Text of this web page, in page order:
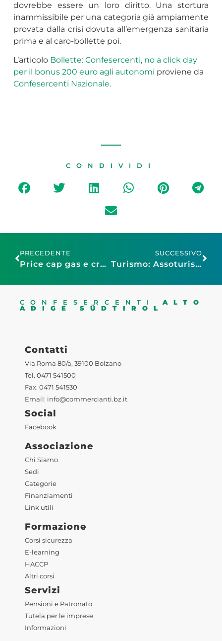
dovrebbe essere un loro diritto. Una stortura
inammissibile per una categoria già ampiamente
provata dalla crisi dovuta all’emergenza sanitaria
prima e al caro-bollette poi.
L’articolo Bollette: Confesercenti, no a click day
per il bonus 200 euro agli autonomi proviene da
Confesercenti Nazionale.
CONDIVIDI
PRECEDENTE
Price cap gas e credito d’emergenza: i Ministri Ue ne discuteranno nel Consiglio di venerdì 9 settembre
SUCCESSIVO
Turismo: Assoturismo-CST, estate di ripartenza, 198,8 milioni di pernottamenti, +15,5% su 2021
CONFESERCENTI ALTO
ADIGE SÜDTIROL
Contatti
Via Roma 80/a, 39100 Bolzano
Tel. 0471 541500
Fax. 0471 541530
Email: info@commercianti.bz.it
Social
Facebook
Associazione
Chi Siamo
Sedi
Categorie
Finanziamenti
Link utili
Formazione
Corsi sicurezza
E-learning
HACCP
Altri corsi
Servizi
Pensioni e Patronato
Tutela per le imprese
Informazioni